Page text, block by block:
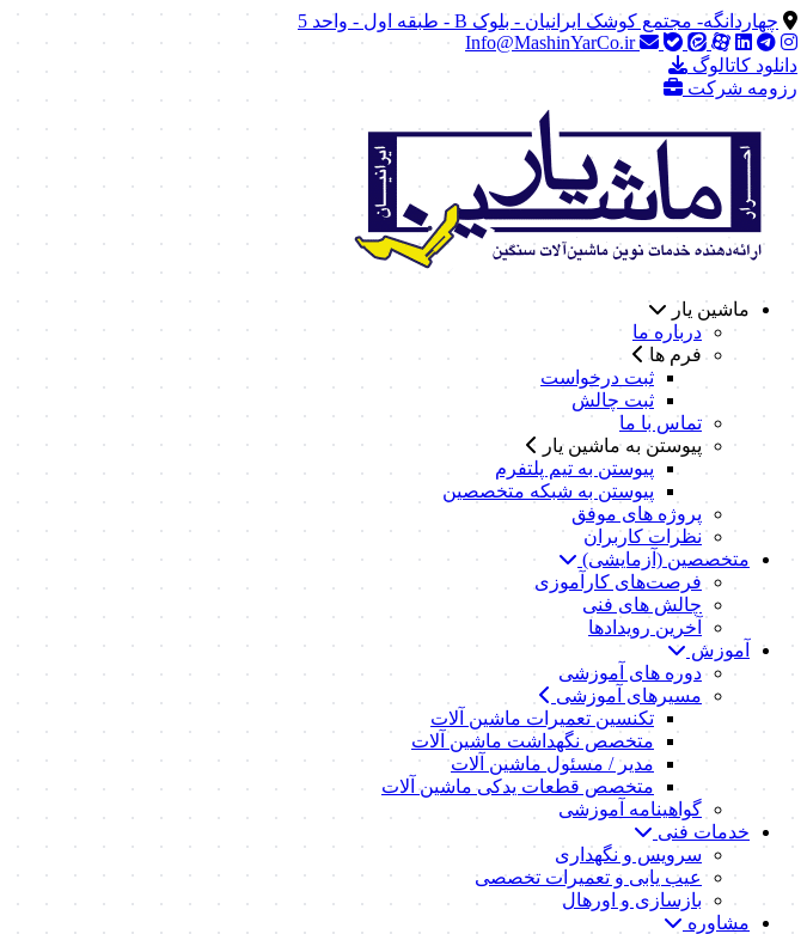
چهاردانگه- مجتمع کوشک ایرانیان - بلوک B - طبقه اول - واحد 5
Info@MashinYarCo.ir
دانلود کاتالوگ
رزومه شرکت
ماشین یار
درباره ما
فرم ها
ثبت درخواست
ثبت چالش
تماس با ما
پیوستن به ماشین یار
پیوستن به تیم پلتفرم
پیوستن به شبکه متخصصین
پروژه های موفق
نظرات کاربران
متخصصین (آزمایشی)
فرصت‌های کارآموزی
چالش های فنی
آخرین رویدادها
آموزش
دوره های آموزشی
مسیرهای آموزشی
تکنسین تعمیرات ماشین آلات
متخصص نگهداشت ماشین آلات
مدیر / مسئول ماشین آلات
متخصص قطعات یدکی ماشین آلات
گواهینامه آموزشی
خدمات فنی
سرویس و نگهداری
عیب یابی و تعمیرات تخصصی
بازسازی و اورهال
مشاوره